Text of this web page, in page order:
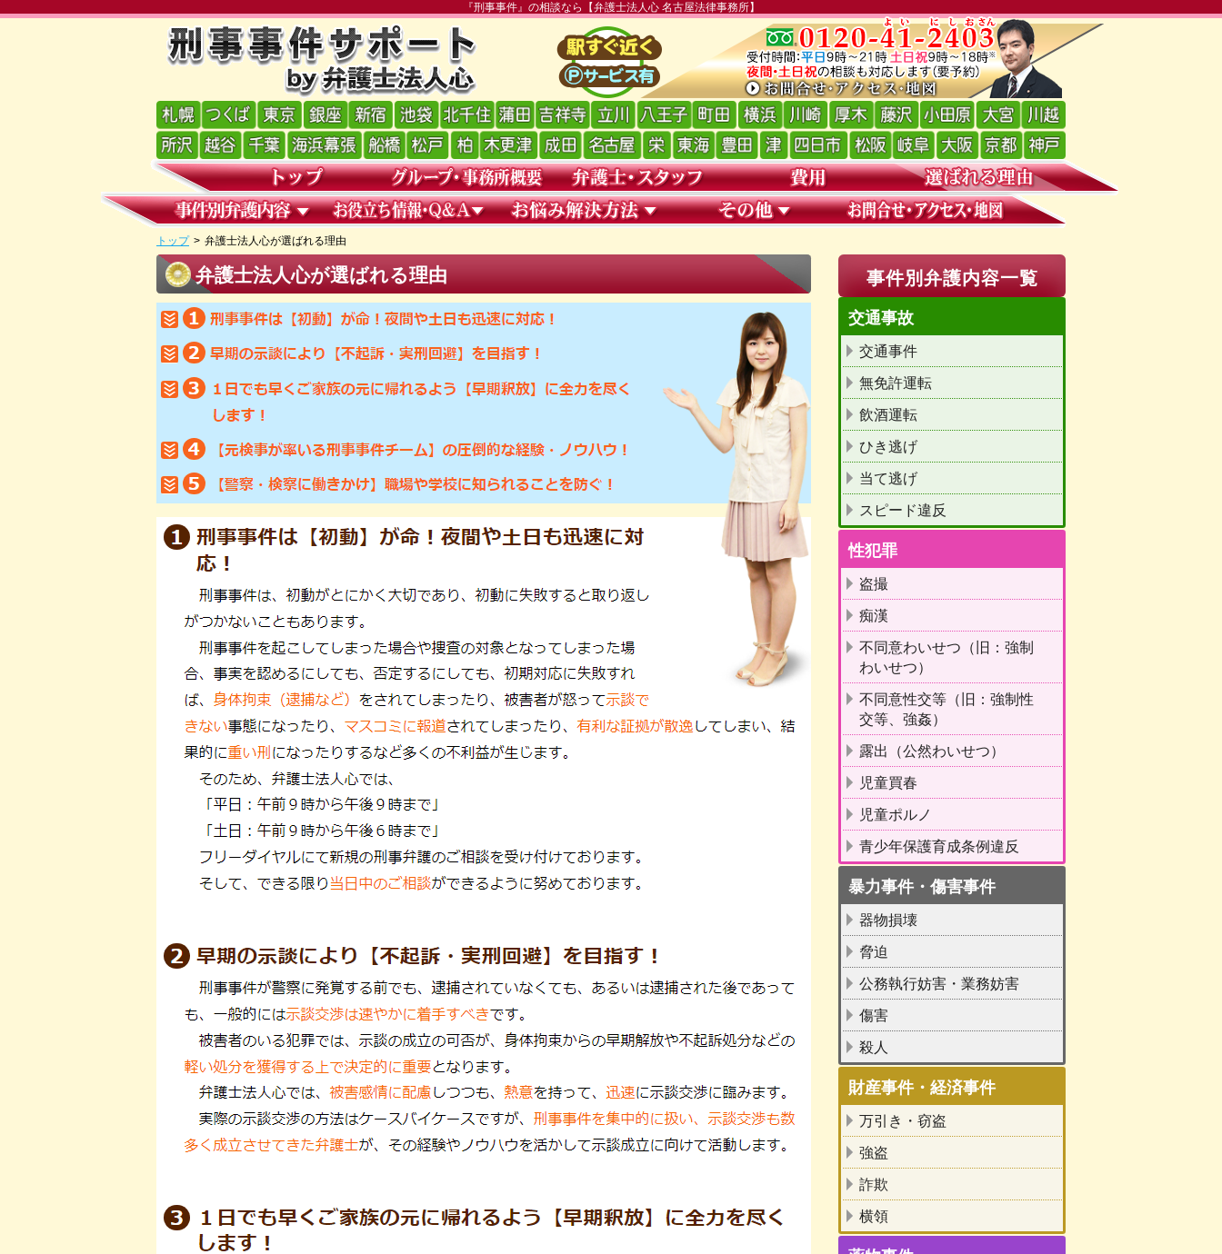
『刑事事件』の相談なら【弁護士法人心 名古屋法律事務所】
トップ > 弁護士法人心が選ばれる理由
弁護士法人心が選ばれる理由 事件別弁護内容一覧
交通事故
交通事件
無免許運転
飲酒運転
ひき逃げ
当て逃げ
スピード違反
性犯罪
盗撮
痴漢
不同意わいせつ（旧：強制
わいせつ）
不同意性交等（旧：強制性
交等、強姦）
露出（公然わいせつ）
児童買春
児童ポルノ
青少年保護育成条例違反
暴力事件・傷害事件
器物損壊
脅迫
公務執行妨害・業務妨害
傷害
殺人
財産事件・経済事件
万引き・窃盗
強盗
詐欺
横領